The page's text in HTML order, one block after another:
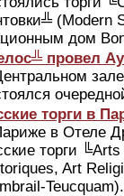
(Modern
дом
провел
торги в
в Отеле
торги
Art
Teucquam).